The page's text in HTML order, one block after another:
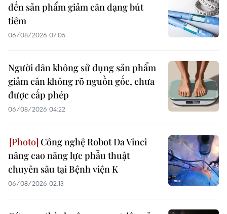
đến sản phẩm giảm cân dạng bút
tiêm
06/08/2026 07:05
Người dân không sử dụng sản phẩm
giảm cân không rõ nguồn gốc, chưa
được cấp phép
06/08/2026 04:22
Công nghệ Robot Da Vinci
nâng cao năng lực phẫu thuật
chuyên sâu tại Bệnh viện K
06/08/2026 02:13